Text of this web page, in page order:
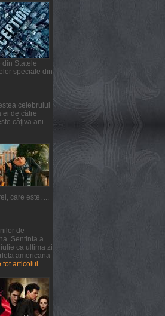
Statele
speciale din
celebrului
ei de către
câţiva ani. ...
care este. ...
de
Sentinta a
ca ultima zi
americana
tot articolul